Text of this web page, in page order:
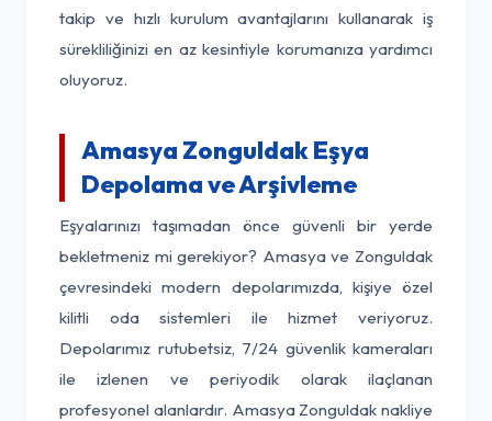
takip ve hızlı kurulum avantajlarını kullanarak iş
sürekliliğinizi en az kesintiyle korumanıza yardımcı
oluyoruz.
Amasya Zonguldak Eşya
Depolama ve Arşivleme
Eşyalarınızı taşımadan önce güvenli bir yerde
bekletmeniz mi gerekiyor? Amasya ve Zonguldak
çevresindeki modern depolarımızda, kişiye özel
kilitli oda sistemleri ile hizmet veriyoruz.
Depolarımız rutubetsiz, 7/24 güvenlik kameraları
ile izlenen ve periyodik olarak ilaçlanan
profesyonel alanlardır. Amasya Zonguldak nakliye